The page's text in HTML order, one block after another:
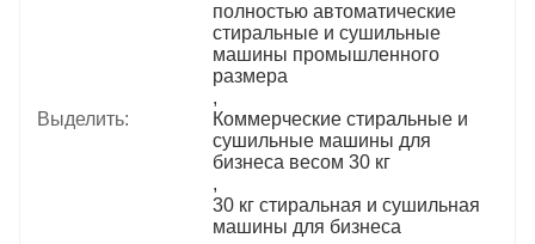
Выделить:
полностью автоматические
стиральные и сушильные
машины промышленного
размера
,
Коммерческие стиральные и
сушильные машины для
бизнеса весом 30 кг
,
30 кг стиральная и сушильная
машины для бизнеса